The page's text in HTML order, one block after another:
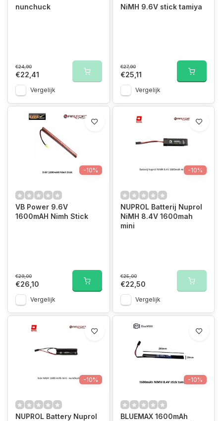
nunchuck
€24,90
€22,41
Vergelijk
NiMH 9.6V stick tamiya
€27,90
€25,11
Vergelijk
-10%
VB Power 9.6V
1600mAH Nimh Stick
€29,00
€26,10
Vergelijk
-10%
NUPROL Batterij Nuprol
NiMH 8.4V 1600mah
mini
€25,00
€22,50
Vergelijk
-10%
NUPROL Battery Nuprol
-10%
BLUEMAX 1600mAh